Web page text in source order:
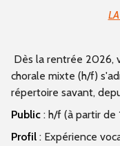
Dès la rentrée 2026,
chorale mixte (h/f)
répertoire savant,
Public : h/f (à partir de
Profil : Expérience